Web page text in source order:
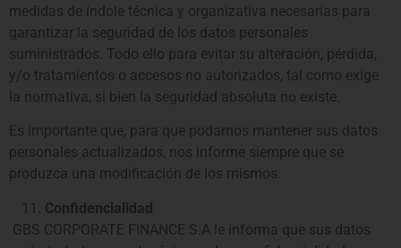
medidas de índole técnica y organizativa necesarias para
garantizar la seguridad de los datos personales
suministrados. Todo ello para evitar su alteración, pérdida,
y/o tratamientos o accesos no autorizados, tal como exige
la normativa, si bien la seguridad absoluta no existe.
Es importante que, para que podamos mantener sus datos
personales actualizados, nos informe siempre que se
produzca una modificación de los mismos.
Confidencialidad
GBS CORPORATE FINANCE S.A le informa que sus datos